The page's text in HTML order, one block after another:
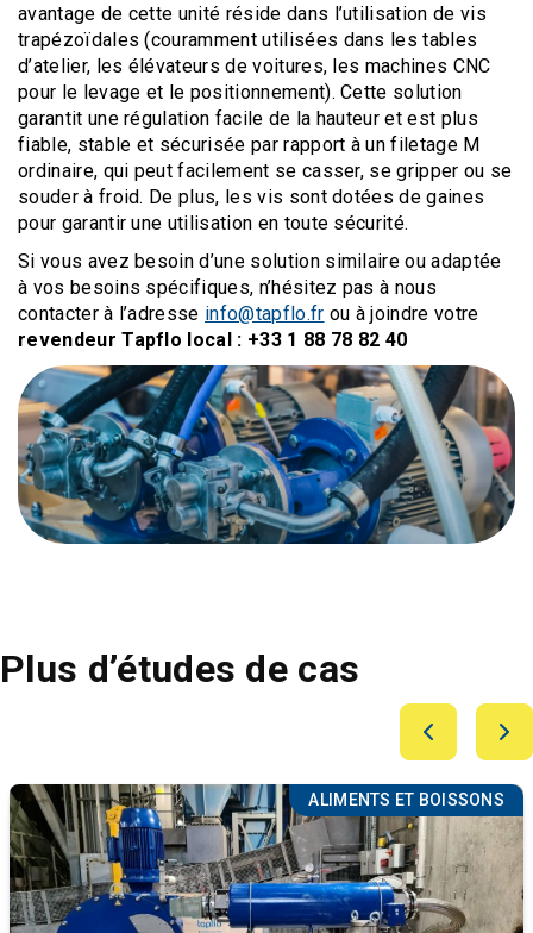
avantage de cette unité réside dans l’utilisation de vis
trapézoïdales (couramment utilisées dans les tables
d’atelier, les élévateurs de voitures, les machines CNC
pour le levage et le positionnement). Cette solution
garantit une régulation facile de la hauteur et est plus
fiable, stable et sécurisée par rapport à un filetage M
ordinaire, qui peut facilement se casser, se gripper ou se
souder à froid. De plus, les vis sont dotées de gaines
pour garantir une utilisation en toute sécurité.
Si vous avez besoin d’une solution similaire ou adaptée
à vos besoins spécifiques, n’hésitez pas à nous
contacter à l’adresse info@tapflo.fr ou à joindre votre
revendeur Tapflo local : +33 1 88 78 82 40
Plus d’études de cas
ALIMENTS ET BOISSONS